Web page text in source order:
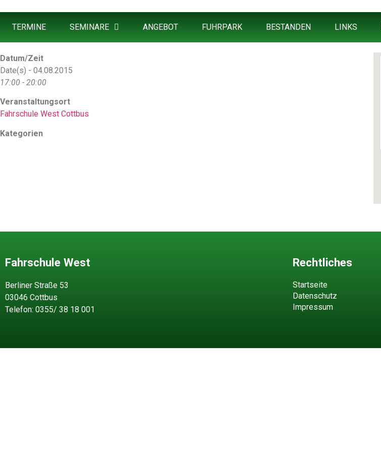
TERMINE SEMINARE ANGEBOT FUHRPARK BESTANDEN LINKS
Datum/Zeit
Date(s) - 04.08.2015
17:00 - 20:00
Veranstaltungsort
Fahrschule West Cottbus
Kategorien
Fahrschule West
Berliner Straße 53
03046 Cottbus
Telefon: 0355/ 38 18 001
Rechtliches
Startseite
Datenschutz
Impressum